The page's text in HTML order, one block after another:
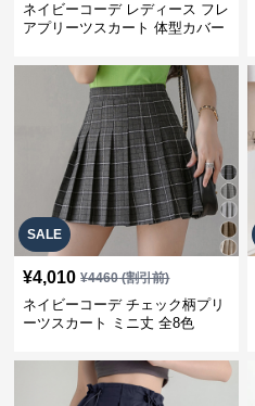
ネイビーコーデ レディース フレ
アプリーツスカート 体型カバー
ト
SALE
¥4,010 ¥4460(割引前)
ネイビーコーデ チェック柄プリ
ーツスカート ミニ丈 全8色